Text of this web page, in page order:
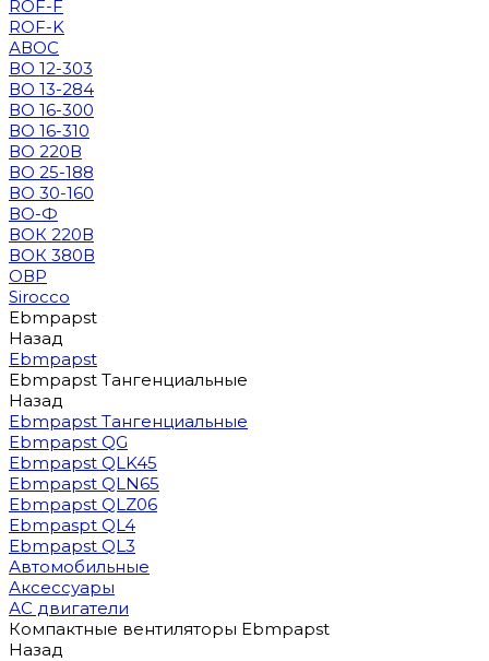
ROF-F
ROF-K
АВОС
ВО 12-303
ВО 13-284
ВО 16-300
ВО 16-310
ВО 220В
ВО 25-188
ВО 30-160
ВО-Ф
ВОК 220В
ВОК 380В
ОВР
Sirocco
Ebmpapst
Назад
Ebmpapst
Ebmpapst Тангенциальные
Назад
Ebmpapst Тангенциальные
Ebmpapst QG
Ebmpapst QLK45
Ebmpapst QLN65
Ebmpapst QLZ06
Ebmpaspt QL4
Ebmpapst QL3
Автомобильные
Аксессуары
АС двигатели
Компактные вентиляторы Ebmpapst
Назад